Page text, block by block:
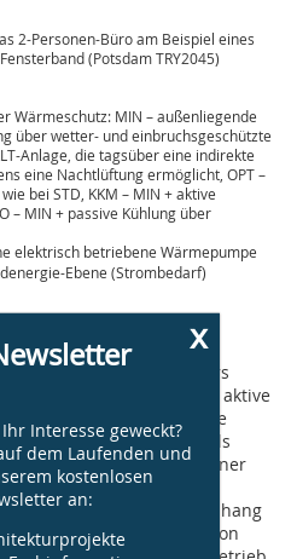
2-Personen-Büro am Beispiel eines
(Potsdam TRY2045)
Wärmeschutz: MIN – außenliegende
über wetter- und einbruchsgeschützte
Anlage, die tagsüber eine indirekte
eine Nachtlüftung ermöglicht, OPT –
bei STD, KKM – MIN + aktive
– MIN + passive Kühlung über
elektrisch betriebene Wärmepumpe
Ebene (Strombedarf)
zur Kühlung über
ist diese als besonders
Ob weitergedacht eine aktive
mit einer PV-Anlage, die
inklusive Kühlung als
kann, als Bestandteil einer
des sommerlichen
ist in diesem Zusammenhang
Vorteil dieser Kombination
x
Interesse geweckt?
dem Laufenden und
kostenlosen
an: